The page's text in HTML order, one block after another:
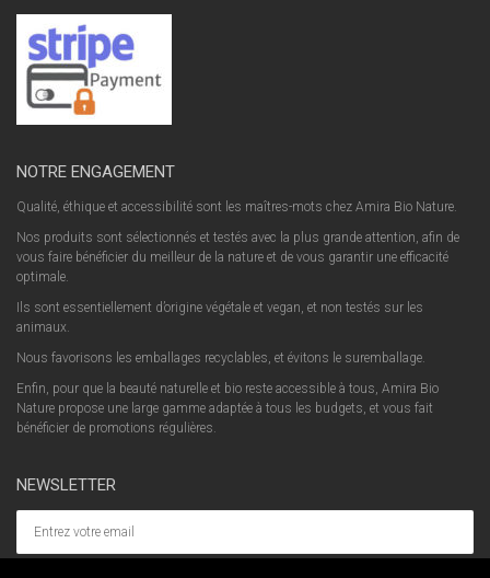
NOTRE ENGAGEMENT
Qualité, éthique et accessibilité sont les maîtres-mots chez Amira Bio Nature.
Nos produits sont sélectionnés et testés avec la plus grande attention, afin de
vous faire bénéficier du meilleur de la nature et de vous garantir une efficacité
optimale.
Ils sont essentiellement d’origine végétale et vegan, et non testés sur les
animaux.
Nous favorisons les emballages recyclables, et évitons le suremballage.
Enfin, pour que la beauté naturelle et bio reste accessible à tous, Amira Bio
Nature propose une large gamme adaptée à tous les budgets, et vous fait
bénéficier de promotions régulières.
NEWSLETTER